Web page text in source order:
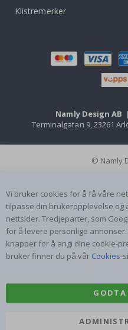
Klistremerker
Namly Design AB |
Terminalgatan 9, 23261
© Namly
Vi bruker cookies for å få våre
tilpasse din brukeropplevelse og
nettsider. Tredjeparter, som
for å levere personlige
knapper for å angi dine cookie-
bruker finner du på vår Cookies-
GODTA